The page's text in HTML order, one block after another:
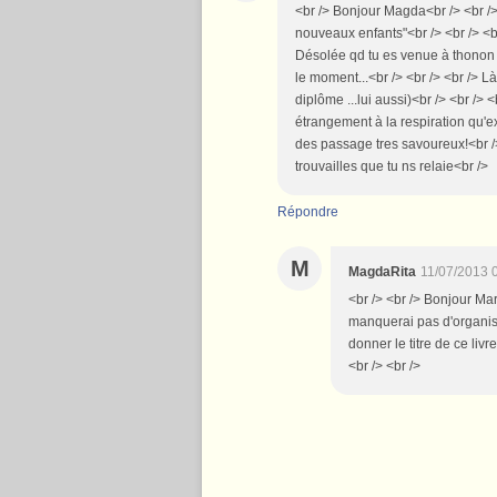
<br /> Bonjour Magda<br /> <br /
nouveaux enfants"<br /> <br />
Désolée qd tu es venue à
le moment...<br /> <br /> <br />
diplôme ...lui aussi)<br /> <br />
étrangement à la respiration
des passage tres savoureux!<br
trouvailles que tu ns relaie<br />
Répondre
M MagdaRita 11/07/2013
<br /> <br /> Bonjour
manquerai pas
donner le titre de ce
<br /> <br />